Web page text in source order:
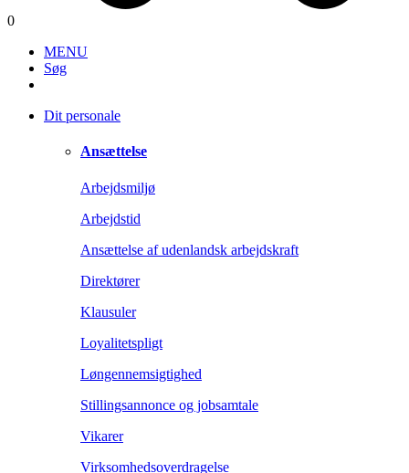
0
MENU
Søg
Dit personale
Ansættelse
Arbejdsmiljø
Arbejdstid
Ansættelse af udenlandsk arbejdskraft
Direktører
Klausuler
Loyalitetspligt
Løngennemsigtighed
Stillingsannonce og jobsamtale
Vikarer
Virksomhedsoverdragelse